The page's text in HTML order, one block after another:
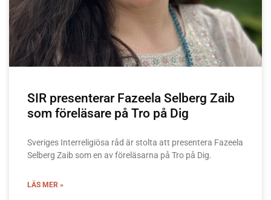
SIR presenterar Fazeela Selberg Zaib
som föreläsare på Tro på Dig
Sveriges Interreligiösa råd är stolta att presentera Fazeela
Selberg Zaib som en av föreläsarna på Tro på Dig.
LÄS MER »